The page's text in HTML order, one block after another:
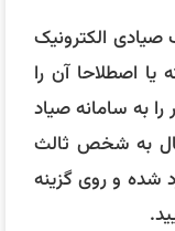
الکترونیک
اصطلاحا آن را
به سامانه صیاد
به شخص ثالث
شده و روی گزینه